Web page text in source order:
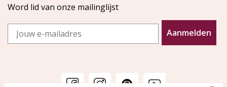
Word lid van onze mailinglijst
Email
Aanmelden